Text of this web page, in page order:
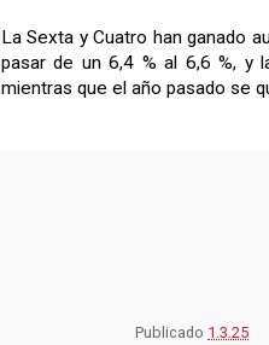
La Sexta y Cuatro han ganado
pasar de un 6,4 % al 6,6 %, y
mientras que el año pasado se
Publicado 1.3.25